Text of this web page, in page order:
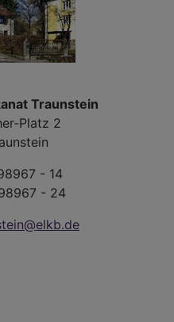
Traunstein
Platz 2
- 14
- 24